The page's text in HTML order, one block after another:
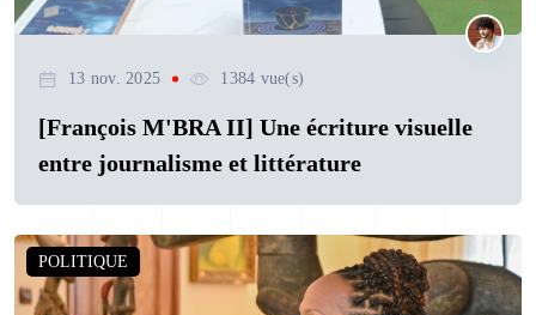
13 nov. 2025 1384 vue(s)
[François M'BRA II] Une écriture visuelle
entre journalisme et littérature
POLITIQUE